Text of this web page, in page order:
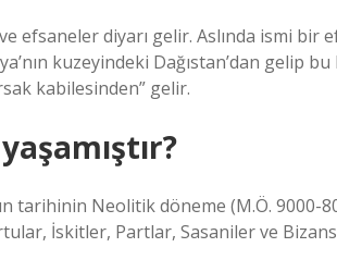
efsaneler diyarı gelir. Aslında ismi bir
kuzeyindeki Dağıstan’dan
kabilesinden” gelir.
tarihinin Neolitik döneme (M.Ö. 9000-
İskitler, Partlar, Sasaniler ve